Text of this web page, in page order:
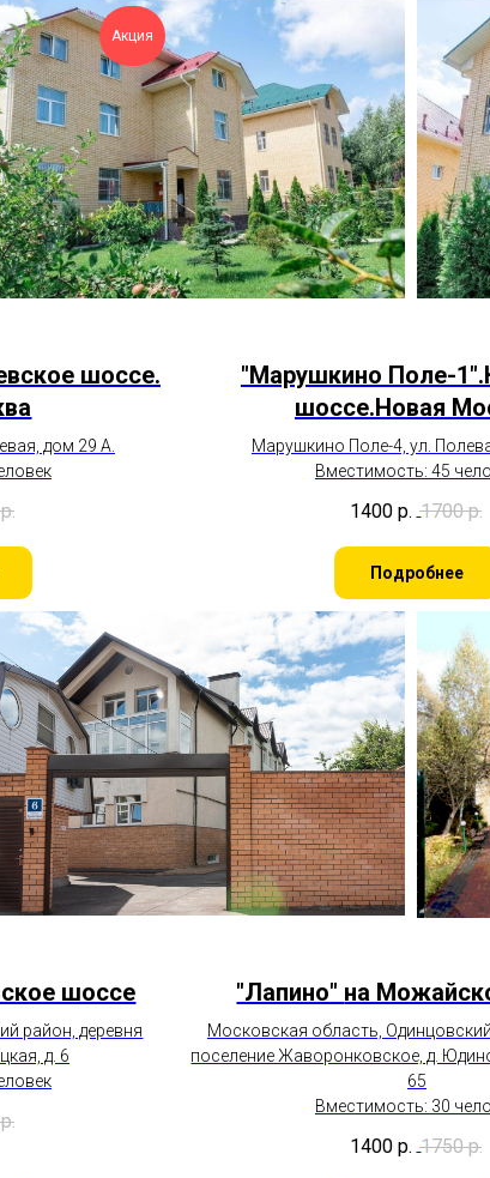
Акция
шоссе.
дом 29 А.
р.
"Марушкино Поле-1".
шоссе.Новая
Марушкино Поле-4, ул.
Вместимость: 45
1400 р. 1700 р.
Подробнее
шоссе
район, деревня
д. 6
р.
"Лапино" на
Московская область,
поселение Жаворонковское, д.
65
Вместимость: 30
1400 р. 1750 р.